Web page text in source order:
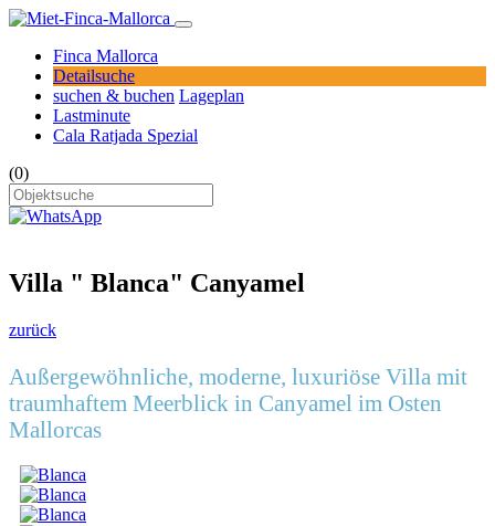
Finca Mallorca
Detailsuche
suchen & buchen Lageplan
Lastminute
Cala Ratjada Spezial
(0)
Villa " Blanca" Canyamel
zurück
Außergewöhnliche, moderne, luxuriöse Villa mit
traumhaftem Meerblick in Canyamel im Osten
Mallorcas